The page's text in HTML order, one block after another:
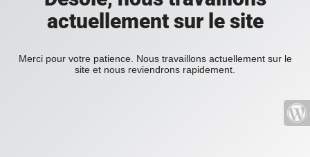
actuellement sur le site
Merci pour votre patience. Nous travaillons actuellement sur le
site et nous reviendrons rapidement.